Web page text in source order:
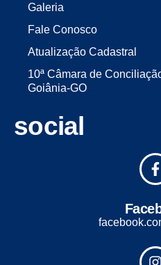
Galeria
Fale Conosco
Atualização Cadastral
10ª Câmara de
Goiânia-GO
social